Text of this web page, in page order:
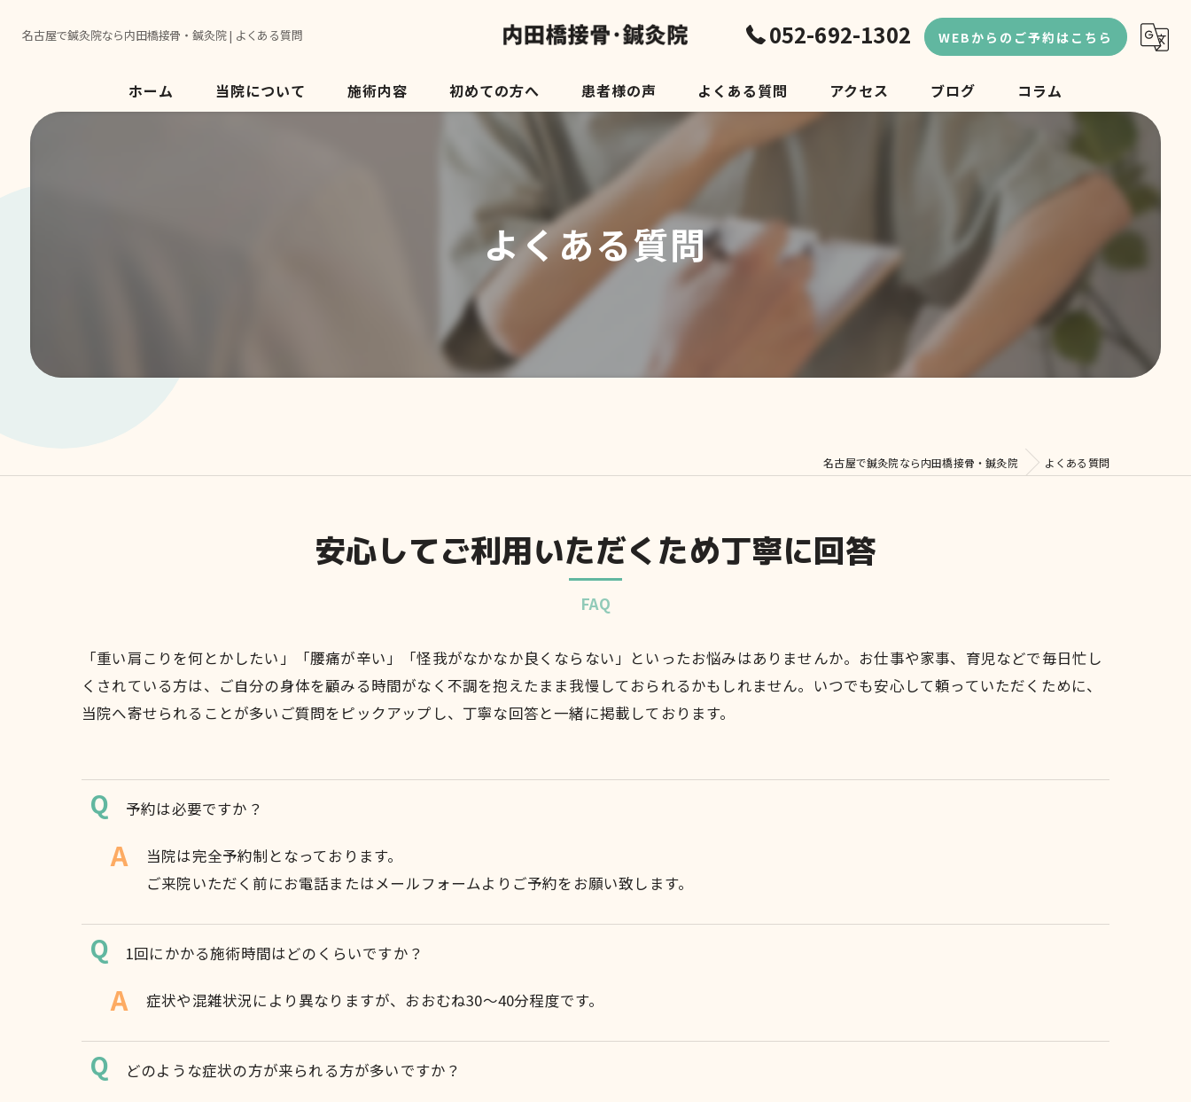
名古屋で鍼灸院なら内田橋接骨・鍼灸院 | よくある質問 052-692-1302 WEBからのご予約はこちら
ホーム 当院について 施術内容 初めての方へ 患者様の声 よくある質問 アクセス ブログ コラム
よくある質問
名古屋で鍼灸院なら内田橋接骨・鍼灸院 よくある質問
安心してご利用いただくため丁寧に回答
FAQ
「重い肩こりを何とかしたい」「腰痛が辛い」「怪我がなかなか良くならない」といったお悩みはありませんか。お仕事や家事、育児などで毎日忙し
くされている方は、ご自分の身体を顧みる時間がなく不調を抱えたまま我慢しておられるかもしれません。いつでも安心して頼っていただくために、
当院へ寄せられることが多いご質問をピックアップし、丁寧な回答と一緒に掲載しております。
予約は必要ですか？
当院は完全予約制となっております。
ご来院いただく前にお電話またはメールフォームよりご予約をお願い致します。
1回にかかる施術時間はどのくらいですか？
症状や混雑状況により異なりますが、おおむね30～40分程度です。
どのような症状の方が来られる方が多いですか？